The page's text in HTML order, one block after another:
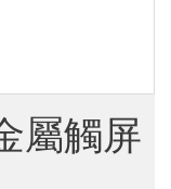
屬觸屏